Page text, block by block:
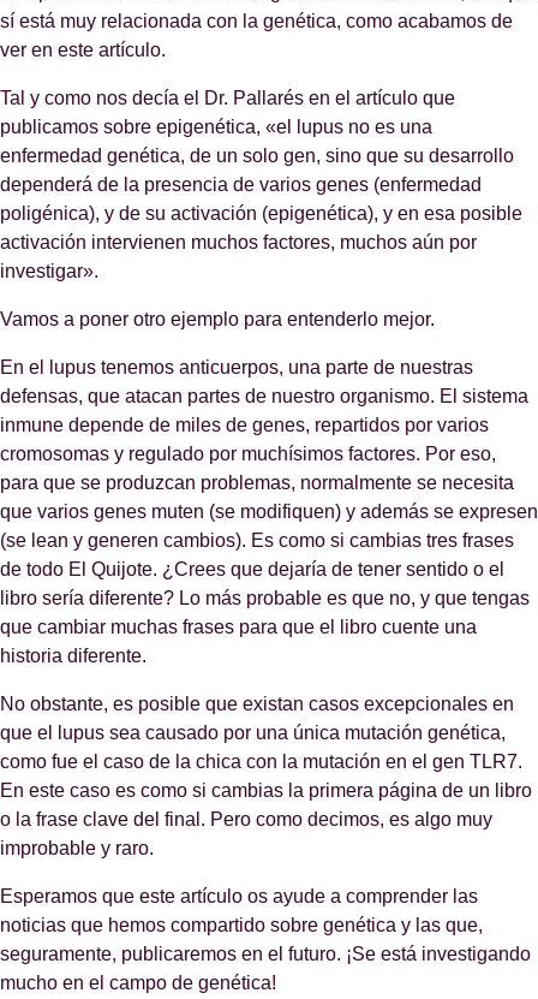
sí está muy relacionada con la genética, como acabamos de
ver en este artículo.
Tal y como nos decía el Dr. Pallarés en el artículo que
publicamos sobre epigenética, «el lupus no es una
enfermedad genética, de un solo gen, sino que su desarrollo
dependerá de la presencia de varios genes (enfermedad
poligénica), y de su activación (epigenética), y en esa posible
activación intervienen muchos factores, muchos aún por
investigar».
Vamos a poner otro ejemplo para entenderlo mejor.
En el lupus tenemos anticuerpos, una parte de nuestras
defensas, que atacan partes de nuestro organismo. El sistema
inmune depende de miles de genes, repartidos por varios
cromosomas y regulado por muchísimos factores. Por eso,
para que se produzcan problemas, normalmente se necesita
que varios genes muten (se modifiquen) y además se expresen
(se lean y generen cambios). Es como si cambias tres frases
de todo El Quijote. ¿Crees que dejaría de tener sentido o el
libro sería diferente? Lo más probable es que no, y que tengas
que cambiar muchas frases para que el libro cuente una
historia diferente.
No obstante, es posible que existan casos excepcionales en
que el lupus sea causado por una única mutación genética,
como fue el caso de la chica con la mutación en el gen TLR7.
En este caso es como si cambias la primera página de un libro
o la frase clave del final. Pero como decimos, es algo muy
improbable y raro.
Esperamos que este artículo os ayude a comprender las
noticias que hemos compartido sobre genética y las que,
seguramente, publicaremos en el futuro. ¡Se está investigando
mucho en el campo de genética!